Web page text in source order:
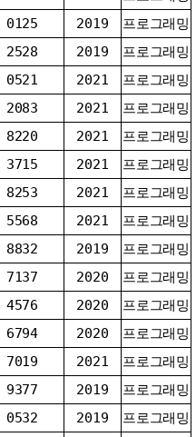
0125 2019
프로그래밍
2528 2019
프로그래밍
0521 2021
프로그래밍
2083 2021
프로그래밍
8220 2021
프로그래밍
3715 2021
프로그래밍
8253 2021
프로그래밍
5568 2021
프로그래밍
8832 2019
프로그래밍
7137 2020
프로그래밍
4576 2020
프로그래밍
6794 2020
프로그래밍
7019 2021
프로그래밍
9377 2019
프로그래밍
0532 2019
프로그래밍